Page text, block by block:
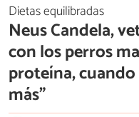
Dietas equilibradas
Neus Candela,
con los perros
proteína,
más”